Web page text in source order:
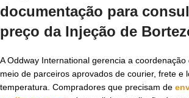
documentação para
preço da Injeção de
A Oddway International gerencia a
meio de parceiros aprovados de courier, frete e
temperatura. Compradores que precisam de